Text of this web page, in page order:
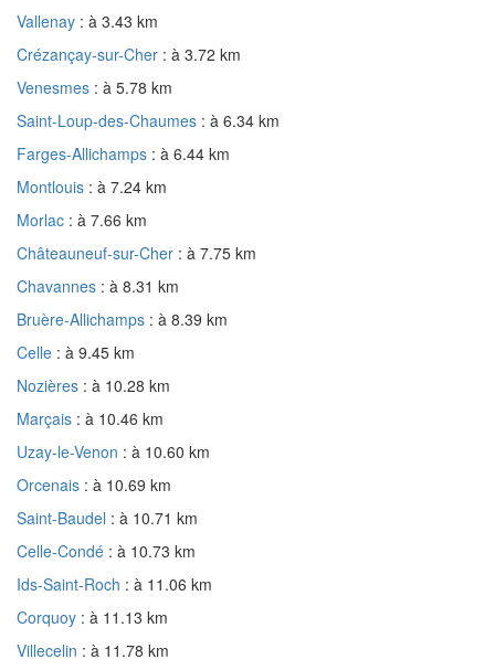
Vallenay : à 3.43 km
Crézançay-sur-Cher : à 3.72 km
Venesmes : à 5.78 km
Saint-Loup-des-Chaumes : à 6.34 km
Farges-Allichamps : à 6.44 km
Montlouis : à 7.24 km
Morlac : à 7.66 km
Châteauneuf-sur-Cher : à 7.75 km
Chavannes : à 8.31 km
Bruère-Allichamps : à 8.39 km
Celle : à 9.45 km
Nozières : à 10.28 km
Marçais : à 10.46 km
Uzay-le-Venon : à 10.60 km
Orcenais : à 10.69 km
Saint-Baudel : à 10.71 km
Celle-Condé : à 10.73 km
Ids-Saint-Roch : à 11.06 km
Corquoy : à 11.13 km
Villecelin : à 11.78 km